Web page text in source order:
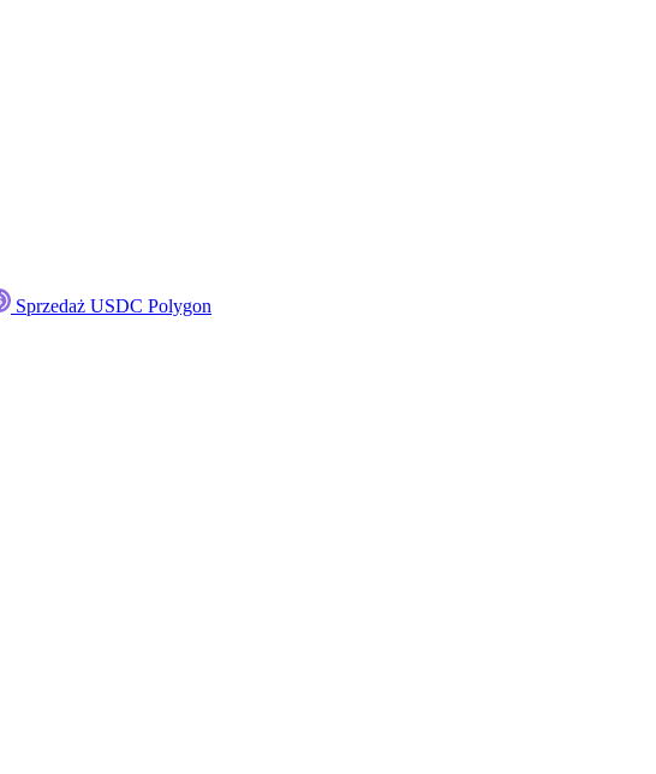
Sprzedaż USDC Polygon